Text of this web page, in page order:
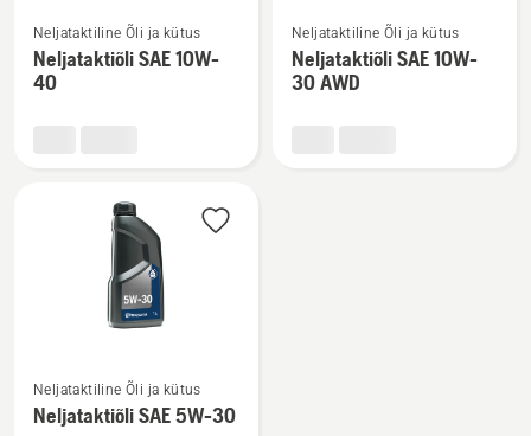
rohkem
üksikasju
toote
Neljataktiline Õli ja kütus
Neljataktiõli SAE 10W-
40
rohkem
üksikasju
toote
Neljataktiline Õli ja kütus
Neljataktiõli SAE 10W-
30 AWD
rohkem
üksikasju
Neljataktiline Õli ja kütus
Neljataktiõli SAE 5W-30